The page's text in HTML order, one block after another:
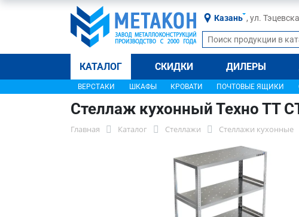
Казань , ул.
КАТАЛОГ СКИДКИ ДИЛЕРЫ
ВЕРСТАКИ ШКАФЫ КРОВАТИ ПОЧТОВЫЕ ЯЩИКИ
Стеллаж кухонный Техно ТТ
Главная Каталог Стеллажи Стеллажи кухонные